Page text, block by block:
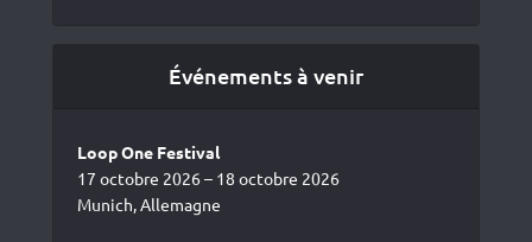
Événements à venir
Loop One Festival
17 octobre 2026 – 18 octobre 2026
Munich, Allemagne